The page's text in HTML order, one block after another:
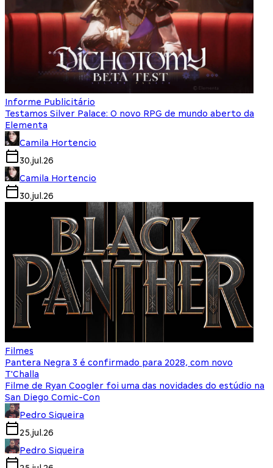
Informe Publicitário
Testamos Silver Palace: O novo RPG de mundo aberto da
Elementa
Camila Hortencio
30.jul.26
Camila Hortencio
30.jul.26
Filmes
Pantera Negra 3 é confirmado para 2028, com novo
T'Challa
Filme de Ryan Coogler foi uma das novidades do estúdio na
San Diego Comic-Con
Pedro Siqueira
25.jul.26
Pedro Siqueira